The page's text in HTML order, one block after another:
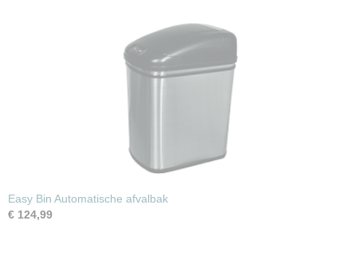
Easy Bin Automatische afvalbak
€ 124,99